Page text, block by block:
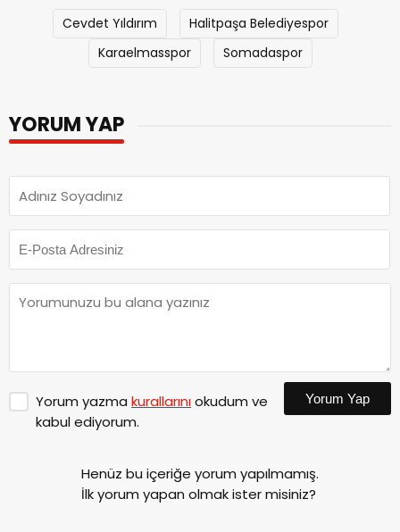
Cevdet Yıldırım
Halitpaşa Belediyespor
Karaelmasspor
Somadaspor
YORUM YAP
Yorum yazma kurallarınıokudum ve
kabul ediyorum.
Yorum Yap
Henüz bu içeriğe yorum yapılmamış.
İlk yorum yapan olmak ister misiniz?